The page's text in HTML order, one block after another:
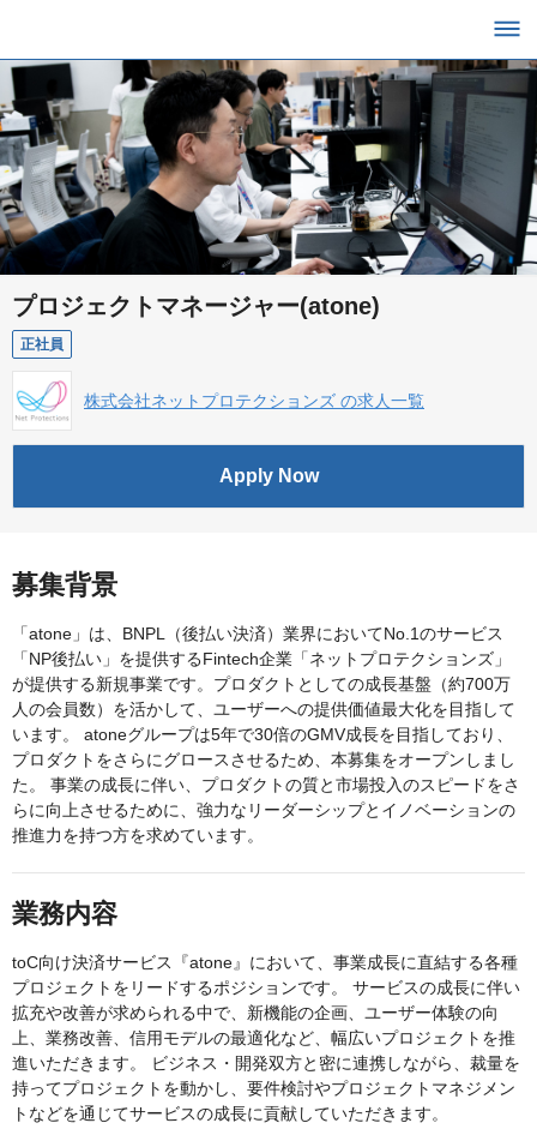
プロジェクトマネージャー(atone)
正社員
株式会社ネットプロテクションズ の求人一覧
Apply Now
募集背景
「atone」は、BNPL（後払い決済）業界においてNo.1のサービス
「NP後払い」を提供するFintech企業「ネットプロテクションズ」
が提供する新規事業です。プロダクトとしての成長基盤（約700万
人の会員数）を活かして、ユーザーへの提供価値最大化を目指して
います。 atoneグループは5年で30倍のGMV成長を目指しており、
プロダクトをさらにグロースさせるため、本募集をオープンしまし
た。 事業の成長に伴い、プロダクトの質と市場投入のスピードをさ
らに向上させるために、強力なリーダーシップとイノベーションの
推進力を持つ方を求めています。
業務内容
toC向け決済サービス『atone』において、事業成長に直結する各種
プロジェクトをリードするポジションです。 サービスの成長に伴い
拡充や改善が求められる中で、新機能の企画、ユーザー体験の向
上、業務改善、信用モデルの最適化など、幅広いプロジェクトを推
進いただきます。 ビジネス・開発双方と密に連携しながら、裁量を
持ってプロジェクトを動かし、要件検討やプロジェクトマネジメン
トなどを通じてサービスの成長に貢献していただきます。